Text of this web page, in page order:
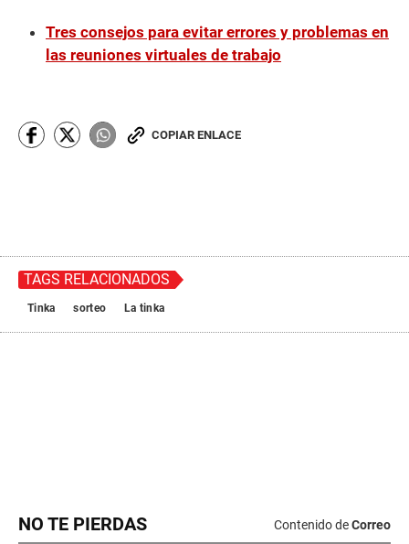
NO TE PIERDAS Contenido deCorreo